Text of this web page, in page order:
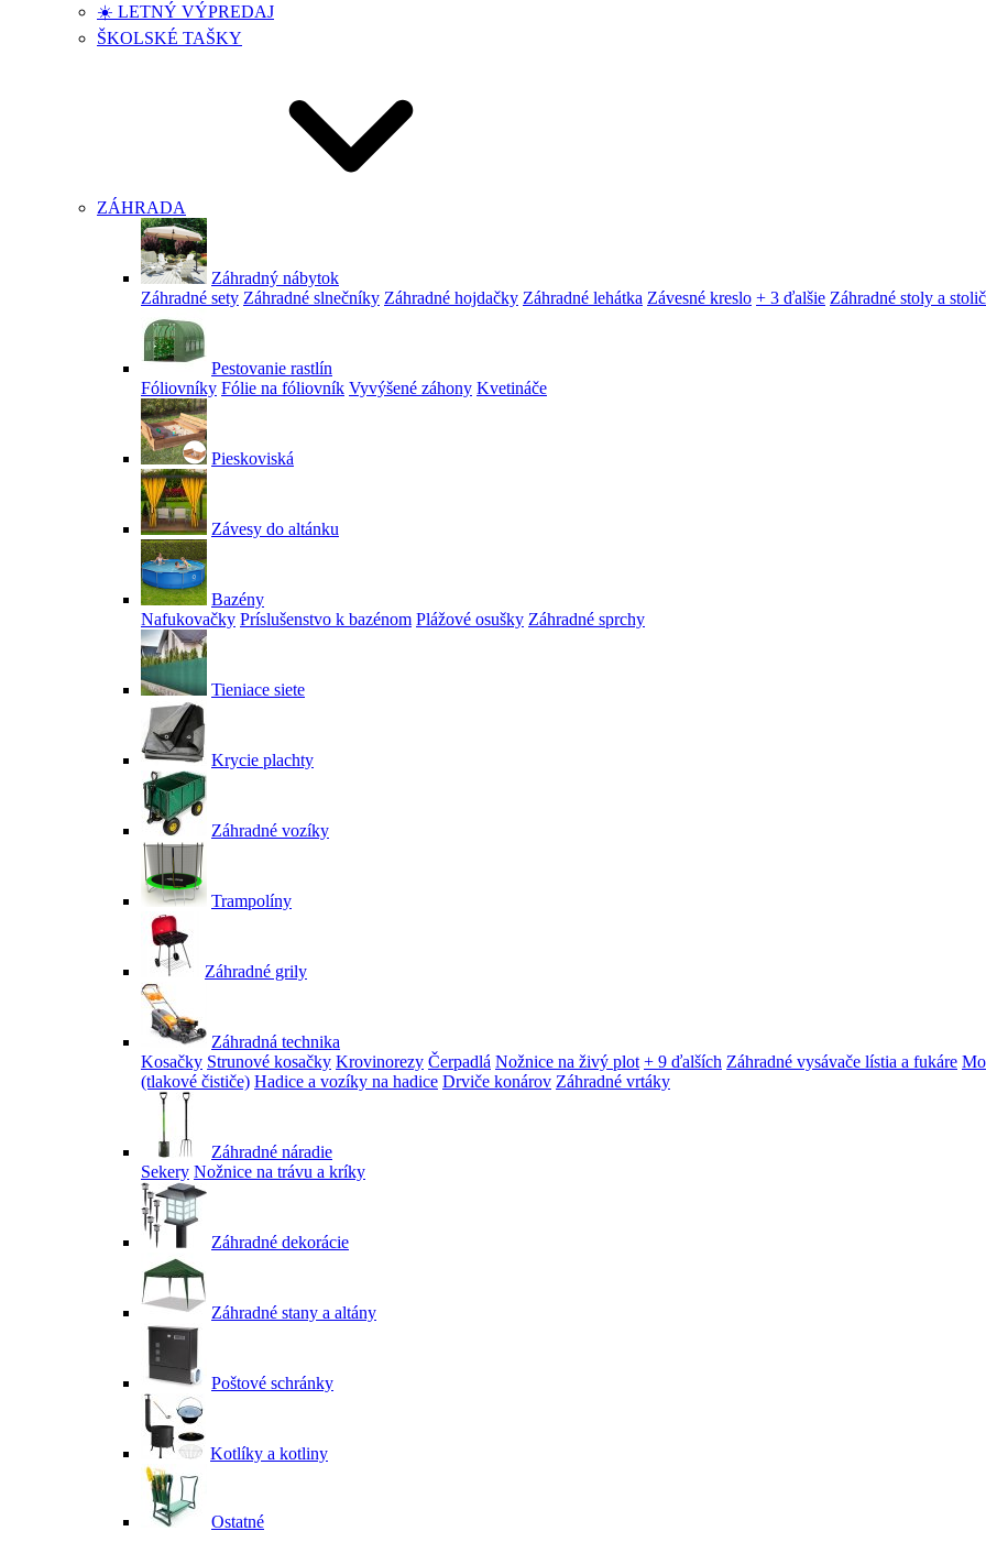
☀️ LETNÝ VÝPREDAJ
ŠKOLSKÉ TAŠKY
ZÁHRADA
Záhradný nábytok
Záhradné sety Záhradné slnečníky Záhradné hojdačky Záhradné lehátka Závesné kreslo + 3 ďalšie Záhradné stoly a
Pestovanie rastlín
Fóliovníky Fólie na fóliovník Vyvýšené záhony Kvetináče
Pieskoviská
Závesy do altánku
Bazény
Nafukovačky Príslušenstvo k bazénom Plážové osušky Záhradné sprchy
Tieniace siete
Krycie plachty
Záhradné vozíky
Trampolíny
Záhradné grily
Záhradná technika
Kosačky Strunové kosačky Krovinorezy Čerpadlá Nožnice na živý plot + 9 ďalších Záhradné vysávače lístia a fukáre
(tlakové čističe) Hadice a vozíky na hadice Drviče konárov Záhradné vrtáky
Záhradné náradie
Sekery Nožnice na trávu a kríky
Záhradné dekorácie
Záhradné stany a altány
Poštové schránky
Kotlíky a kotliny
Ostatné